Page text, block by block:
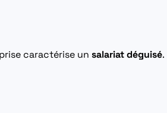
caractérise un salariat déguisé.